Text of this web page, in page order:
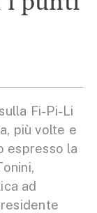
Fi-Pi-Li
più volte e
espresso la
ad